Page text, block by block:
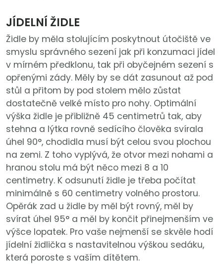
JÍDELNÍ ŽIDLE
Židle by měla stolujícím poskytnout útočiště ve
smyslu správného sezení jak při konzumaci jídel
v mírném předklonu, tak při obyčejném sezení s
opřenými zády. Měly by se dát zasunout až pod
stůl a přitom by pod stolem mělo zůstat
dostatečně velké místo pro nohy. Optimální
výška židle je přibližně 45 centimetrů tak, aby
stehna a lýtka rovně sedícího člověka svírala
úhel 90°, chodidla musí být celou svou plochou
na zemi. Z toho vyplývá, že otvor mezi nohami a
hranou stolu má být něco mezi 8 a 10
centimetry. K odsunutí židle je třeba počítat
minimálně s 60 centimetry volného prostoru.
Opěrák zad u židle by měl být rovný, měl by
svírat úhel 95° a měl by končit přinejmenším ve
výšce lopatek. Pro vaše nejmenší se skvěle hodí
jídelní židlička s nastavitelnou výškou sedáku,
která poroste s vaším dítětem.